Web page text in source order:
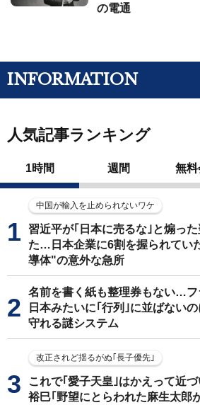
の電通
INFORMATION
人気記事ランキング
1時間 週間 無料
中国が輸入を止められないワケ
習近平が｢日本に売るな｣と煽っ
た…日本企業に6割を握られてい
導体"の意外な急所
名前を書く紙も整理券もない…フ
日本みたいに｢行列｣に並ばない
守れる謎システム
改正されど揺るがぬ｢長子優先｣
これで｢愛子天皇｣はかえって近
裕巳｢野望にとらわれた麻生太郎